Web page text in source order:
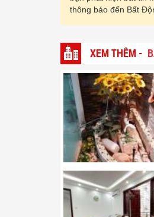
thông báo đến Bất
XEM THÊM -